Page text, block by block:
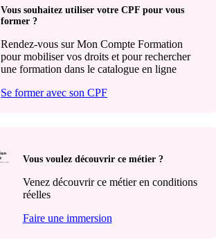
Vous souhaitez utiliser votre CPF pour vous
former ?
Rendez-vous sur Mon Compte Formation
pour mobiliser vos droits et pour rechercher
une formation dans le catalogue en ligne
Se former avec son CPF
Vous voulez découvrir ce métier ?
Venez découvrir ce métier en conditions
réelles
Faire une immersion